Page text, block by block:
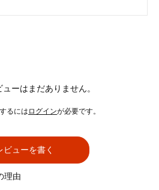
ーはまだありません。
るには ログインが必要です。
ビューを書く
理由